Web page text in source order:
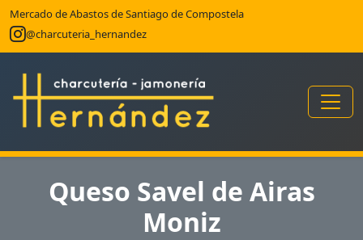
Mercado de Abastos de Santiago de Compostela
@charcuteria_hernandez
Queso Savel de Airas
Moniz